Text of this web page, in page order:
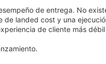
de entrega. No
de landed cost y una
de cliente más